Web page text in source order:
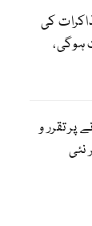
کی
ہوگی،
پر تقرر و
نئی